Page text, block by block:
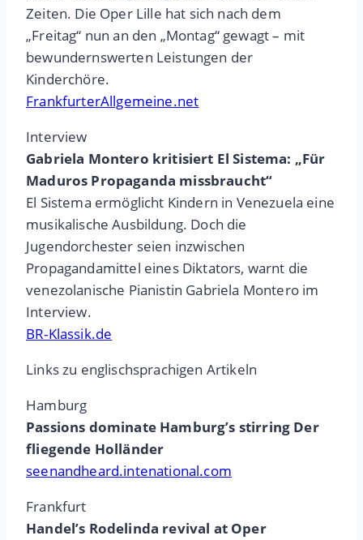
Zeiten. Die Oper Lille hat sich nach dem
„Freitag“ nun an den „Montag“ gewagt – mit
bewundernswerten Leistungen der
Kinderchöre.
FrankfurterAllgemeine.net
Interview
Gabriela Montero kritisiert El Sistema: „Für
Maduros Propaganda missbraucht“
El Sistema ermöglicht Kindern in Venezuela eine
musikalische Ausbildung. Doch die
Jugendorchester seien inzwischen
Propagandamittel eines Diktators, warnt die
venezolanische Pianistin Gabriela Montero im
Interview.
BR-Klassik.de
Links zu englischsprachigen Artikeln
Hamburg
Passions dominate Hamburg’s stirring Der
fliegende Holländer
seenandheard.intenational.com
Frankfurt
Handel’s Rodelinda revival at Oper